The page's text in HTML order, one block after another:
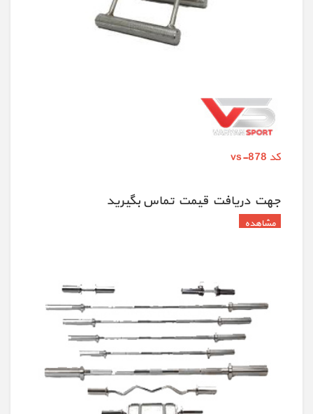
کد vs-878
جهت دريافت قيمت تماس بگيريد